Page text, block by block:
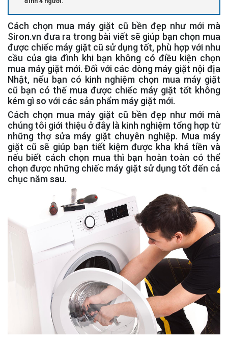
Cách chọn mua máy giặt cũ bền đẹp như mới mà
Siron.vn đưa ra trong bài viết sẽ giúp bạn chọn mua
được chiếc máy giặt cũ sử dụng tốt, phù hợp với nhu
cầu của gia đình khi bạn không có điều kiện chọn
mua máy giặt mới. Đối với các dòng máy giặt nội địa
Nhật, nếu bạn có kinh nghiệm chọn mua máy giặt
cũ bạn có thể mua được chiếc máy giặt tốt không
kém gì so với các sản phẩm máy giặt mới.
Cách chọn mua máy giặt cũ bền đẹp như mới mà
chúng tôi giới thiệu ở đây là kinh nghiệm tổng hợp từ
những thợ sửa máy giặt chuyên nghiệp. Mua máy
giặt cũ sẽ giúp bạn tiết kiệm được kha khá tiền và
nếu biết cách chọn mua thì bạn hoàn toàn có thể
chọn được những chiếc máy giặt sử dụng tốt đến cả
chục năm sau.